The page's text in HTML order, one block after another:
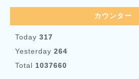
カウンター
Today 317
Yesterday 264
Total 1037660